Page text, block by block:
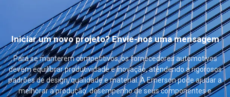
Iniciar um novo projeto? Envie-nos uma mensagem
Para se manterem competitivos, os fornecedores automotivos
devem equilibrar produtividade e inovação, atendendo a rigorosos
padrões de design, qualidade e material. A Emerson pode ajudar a
melhorar a produção. desempenho de seus componentes e